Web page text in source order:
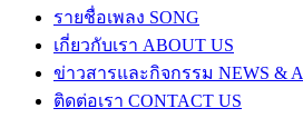
รายชื่อเพลง SONG
เกี่ยวกับเรา ABOUT US
ข่าวสารและกิจกรรม NEWS &
ติดต่อเรา CONTACT US